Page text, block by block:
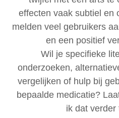
effecten vaak subtiel en
melden veel gebruikers
en een positief
Wil je specifieke
onderzoeken,
vergelijken of hulp bij
bepaalde medicatie?
ik dat verder